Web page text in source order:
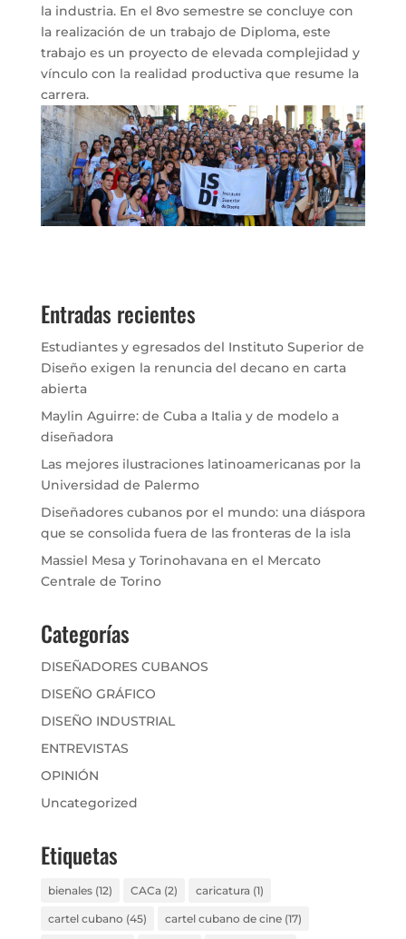
la industria. En el 8vo semestre se concluye con
la realización de un trabajo de Diploma, este
trabajo es un proyecto de elevada complejidad y
vínculo con la realidad productiva que resume la
carrera.
Entradas recientes
Estudiantes y egresados del Instituto Superior de
Diseño exigen la renuncia del decano en carta
abierta
Maylin Aguirre: de Cuba a Italia y de modelo a
diseñadora
Las mejores ilustraciones latinoamericanas por la
Universidad de Palermo
Diseñadores cubanos por el mundo: una diáspora
que se consolida fuera de las fronteras de la isla
Massiel Mesa y Torinohavana en el Mercato
Centrale de Torino
Categorías
DISEÑADORES CUBANOS
DISEÑO GRÁFICO
DISEÑO INDUSTRIAL
ENTREVISTAS
OPINIÓN
Uncategorized
Etiquetas
bienales(12) CACa (2) caricatura (1)
cartel cubano (45) cartel cubano de cine(17)